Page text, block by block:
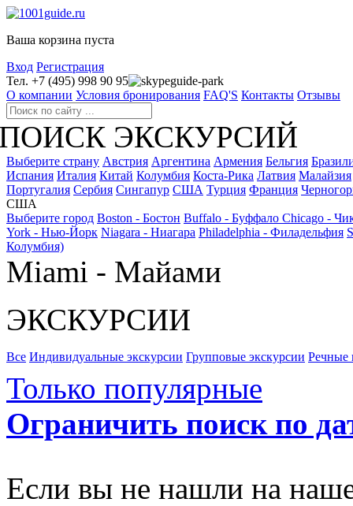
Ваша корзина пуста
Вход Регистрация
Тел. +7 (495) 998 90 95
guide-park
О компании Условия бронирования FAQ'S Контакты Отзывы
ЭКСКУРСИЙ
Выберите страну Австрия Аргентина Армения Бельгия
Испания Италия Китай Колумбия Коста-Рика Латвия Малайзия
Португалия Сербия Сингапур США Турция Франция
США
Выберите город Boston - Бостон Buffalo - Буффало Chicago -
York - Нью-Йорк Niagara - Ниагара Philadelphia - Филадельфия
Колумбия)
Miami - Майами
ЭКСКУРСИИ
Все Индивидуальные экскурсии Групповые экскурсии Речные
Только популярные
Ограничить поиск по
Если вы не нашли на